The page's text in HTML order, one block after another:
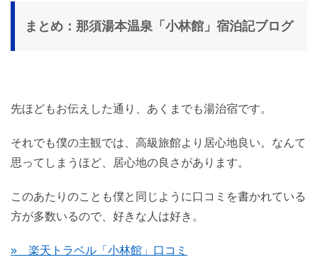
まとめ：那須湯本温泉「小林館」宿泊記ブログ
先ほどもお伝えした通り、あくまでも湯治宿です。
それでも僕の主観では、高級旅館より居心地良い。なんて
思ってしまうほど、居心地の良さがあります。
このあたりのことも僕と同じように口コミを書かれている
方が多数いるので、好きな人は好き。
» 楽天トラベル「小林館」口コミ